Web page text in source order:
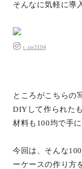
そんなに気軽に導
t_rie3104
ところがこちらの
DIYして作られた
材料も100均で手
今回は、そんな
ーケースの作り方